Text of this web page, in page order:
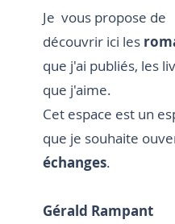
Je vous propose de
découvrir ici les
que j'ai publiés, les
que j'aime.
Cet espace est un
que je souhaite
échanges.
Gérald Rampant